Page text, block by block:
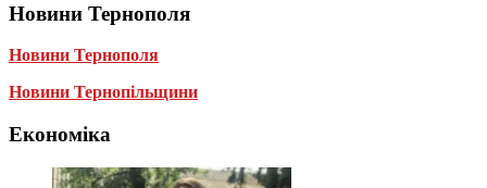
Новини Тернополя
Новини Тернополя
Новини Тернопільщини
Економіка